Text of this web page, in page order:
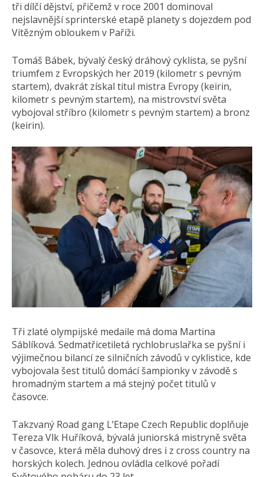
tři dílčí dějství, přičemž v roce 2001 dominoval
nejslavnější sprinterské etapě planety s dojezdem pod
Vítězným obloukem v Paříži.
Tomáš Bábek, bývalý český dráhový cyklista, se pyšní
triumfem z Evropských her 2019 (kilometr s pevným
startem), dvakrát získal titul mistra Evropy (keirin,
kilometr s pevným startem), na mistrovství světa
vybojoval stříbro (kilometr s pevným startem) a bronz
(keirin).
Tři zlaté olympijské medaile má doma Martina
Sáblíková. Sedmatřicetiletá rychlobruslařka se pyšní i
výjimečnou bilancí ze silničních závodů v cyklistice, kde
vybojovala šest titulů domácí šampionky v závodě s
hromadným startem a má stejný počet titulů v
časovce.
Takzvaný Road gang L’Etape Czech Republic doplňuje
Tereza Vlk Huříková, bývalá juniorská mistryně světa
v časovce, která měla duhový dres i z cross country na
horských kolech. Jednou ovládla celkové pořadí